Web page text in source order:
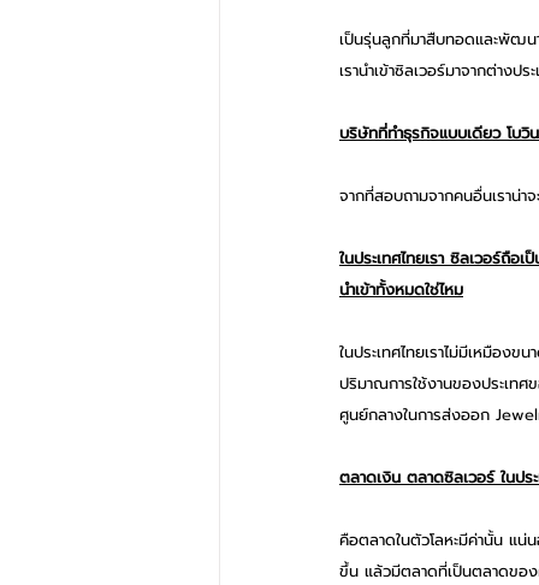
เป็นรุ่นลูกที่มาสืบทอดและพัฒนา
เรานำเข้าซิลเวอร์มาจากต่างป
บริษัทที่ทำธุรกิจแบบเดียว โบวิ
จากที่สอบถามจากคนอื่นเราน่าจ
ในประเทศไทยเรา ซิลเวอร์ถื
นำเข้าทั้งหมดใช่ไหม
ในประเทศไทยเราไม่มีเหมือง
ปริมาณการใช้งานของประเทศ
ศูนย์กลางในการส่งออก
ตลาดเงิน ตลาดซิลเวอร์ ในป
คือตลาดในตัวโลหะมีค่านั้น แน่
ขึ้น แล้วมีตลาดที่เป็นตลาดขอ